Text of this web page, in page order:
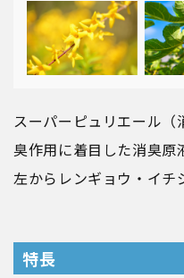
スーパーピュリエール
臭作用に着目した消臭原
左からレンギョウ・イチ
特長